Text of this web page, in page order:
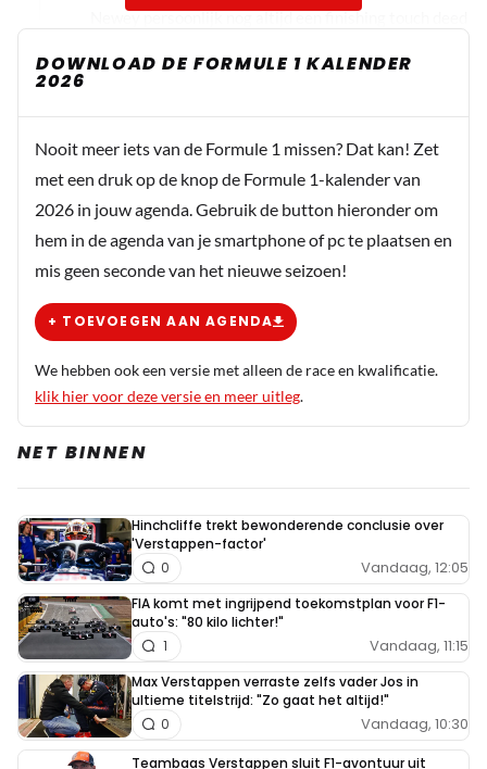
Newey persoonlijk nog altijd een finishing touch deed
24 mei 2024 18:54
Het is inderdaad wel vreemd dat de auto niet meer zo
simply lovely is. Een soort van Mercedes ervaring voor
het team en voor Max inclusief stuiteren.
DOWNLOAD DE FORMULE 1 KALENDER
2026
Nooit meer iets van de Formule 1 missen? Dat kan! Zet
met een druk op de knop de Formule 1-kalender van
2026 in jouw agenda. Gebruik de button hieronder om
hem in de agenda van je smartphone of pc te plaatsen en
mis geen seconde van het nieuwe seizoen!
+ TOEVOEGEN AAN AGENDA
We hebben ook een versie met alleen de race en kwalificatie.
klik hier voor deze versie en meer uitleg.
NET BINNEN
Hinchcliffe trekt bewonderende conclusie over
'Verstappen-factor'
Vandaag, 12:05
0
FIA komt met ingrijpend toekomstplan voor F1-
auto's: "80 kilo lichter!"
Vandaag, 11:15
1
Max Verstappen verraste zelfs vader Jos in
ultieme titelstrijd: "Zo gaat het altijd!"
Vandaag, 10:30
0
Teambaas Verstappen sluit F1-avontuur uit